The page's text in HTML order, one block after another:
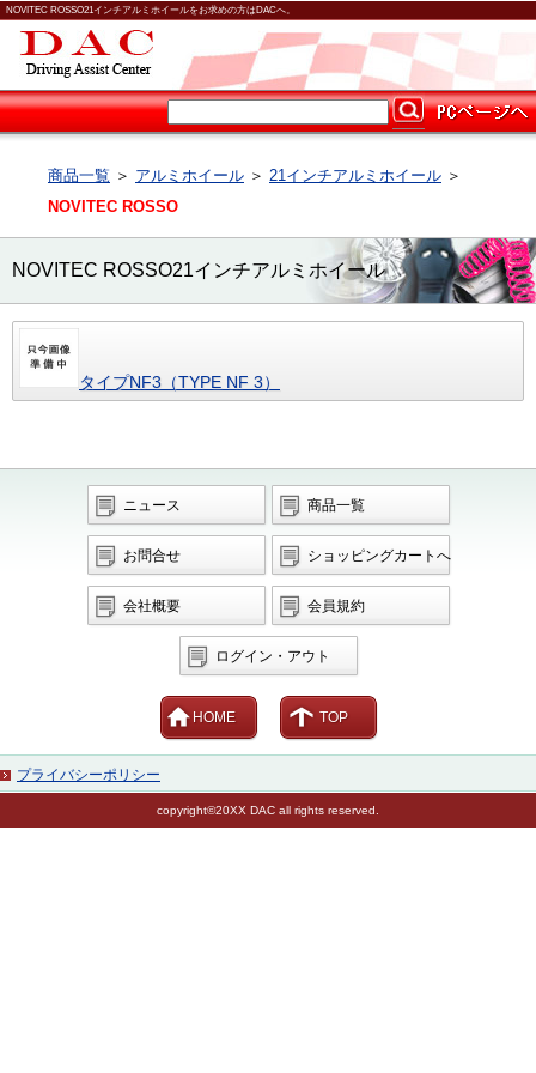
NOVITEC ROSSO21インチアルミホイールをお求めの方はDACへ。
商品一覧 ＞ アルミホイール ＞ 21インチアルミホイール ＞
NOVITEC ROSSO
NOVITEC ROSSO21インチアルミホイール
タイプNF3（TYPE NF 3）
ニュース 商品一覧
お問合せ ショッピングカートへ
会社概要 会員規約
ログイン・アウト
HOME TOP
プライバシーポリシー
copyright©20XX DAC all rights reserved.